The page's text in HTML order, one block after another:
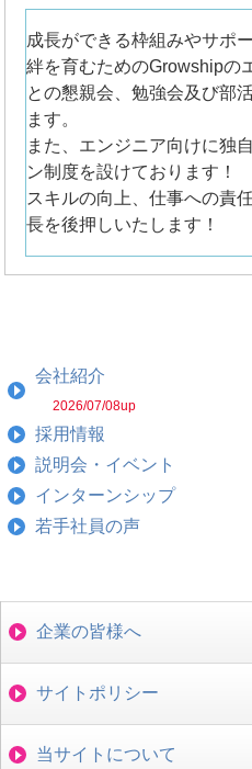
成長ができる枠組みやサポ
絆を育むためのGrowshipの
との懇親会、勉強会及び部
ます。
また、エンジニア向けに独
ン制度を設けております！
スキルの向上、仕事への責
長を後押しいたします！
会社紹介
2026/07/08up
採用情報
説明会・イベント
インターンシップ
若手社員の声
企業の皆様へ
サイトポリシー
当サイトについて